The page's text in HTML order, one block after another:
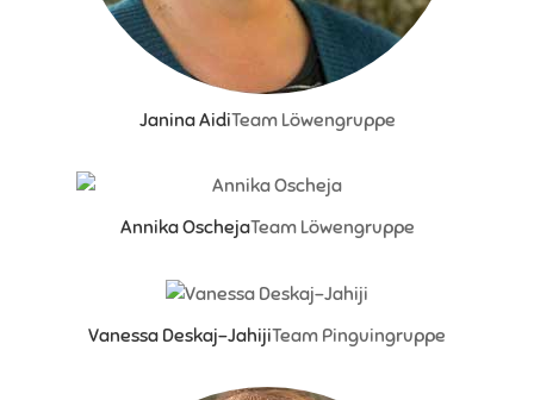
Janina AidiTeam Löwengruppe
Annika OschejaTeam Löwengruppe
Vanessa Deskaj-JahijiTeam Pinguingruppe